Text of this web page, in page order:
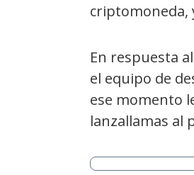
criptomoneda,
En respuesta
el equipo de
ese momento
lanzallamas al